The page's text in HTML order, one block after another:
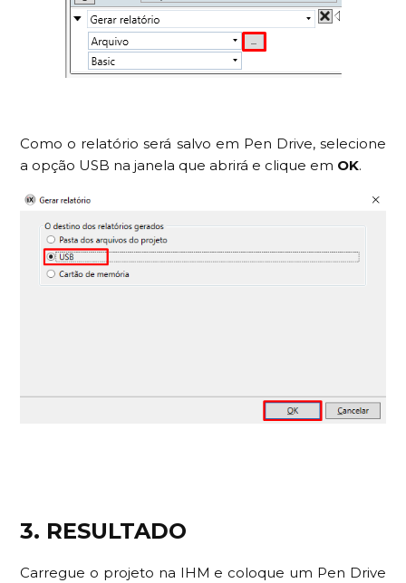
Como o relatório será salvo em Pen Drive, selecione
a opção USB na janela que abrirá e clique em OK.
3. RESULTADO
Carregue o projeto na IHM e coloque um Pen Drive